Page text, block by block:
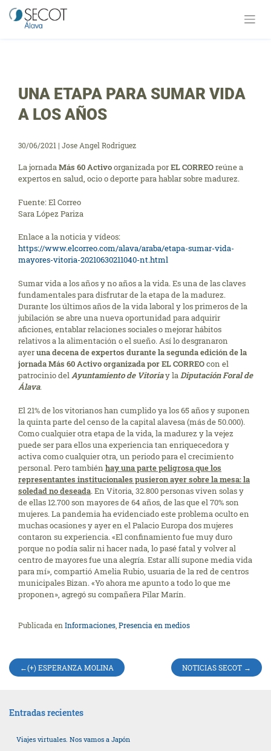
contenido
UNA ETAPA PARA SUMAR VIDA
A LOS AÑOS
30/06/2021 | Jose Angel Rodriguez
La jornadaMás 60 Activoorganizada porEL CORREOreúne a
expertos en salud, ocio o deporte para hablar sobre madurez.
Fuente: El Correo
Sara López Pariza
Enlace a la noticia y vídeos:
https://www.elcorreo.com/alava/araba/etapa-sumar-vida-
mayores-vitoria-20210630211040-nt.html
Sumar vida a los años y no años a la vida. Es una de las claves
fundamentales para disfrutar de la etapa de la madurez.
Durante los últimos años de la vida laboral y los primeros de la
jubilación se abre una nueva oportunidad para adquirir
aficiones, entablar relaciones sociales o mejorar hábitos
relativos a la alimentación o el sueño. Así lo desgranaron
ayeruna decena de expertos durante la segunda edición de la
jornada Más 60 Activo organizada por EL CORREOcon el
patrocinio delAyuntamiento de Vitoriay laDiputación Foral de
Álava.
El 21% de los vitorianos han cumplido ya los 65 años y suponen
la quinta parte del censo de la capital alavesa (más de 50.000).
Como cualquier otra etapa de la vida, la madurez y la vejez
puede ser para ellos una experiencia tan enriquecedora y
activa como cualquier otra, un periodo para el crecimiento
personal. Pero también hay una parte peligrosa que los
representantes institucionales pusieron ayer sobre la mesa: la
soledad no deseada. En Vitoria, 32.800 personas viven solas y
de ellas 12.700 son mayores de 64 años, de las que el 70% son
mujeres. La pandemia ha evidenciado este problema oculto en
muchas ocasiones y ayer en el Palacio Europa dos mujeres
contaron su experiencia. «El confinamiento fue muy duro
porque no podía salir ni hacer nada, lo pasé fatal y volver al
centro de mayores fue una alegría. Estar allí supone media vida
para mí», compartió Amelia Rubio, usuaria de la red de centros
municipales Bizan. «Yo ahora me apunto a todo lo que me
proponen», agregó su compañera Pilar Marín.
Publicada en Informaciones Presencia en medios
Navegación
(+) ESPERANZA MOLINA NOTICIAS SECOT
Entradas recientes
Viajes virtuales. Nos vamos a Japón